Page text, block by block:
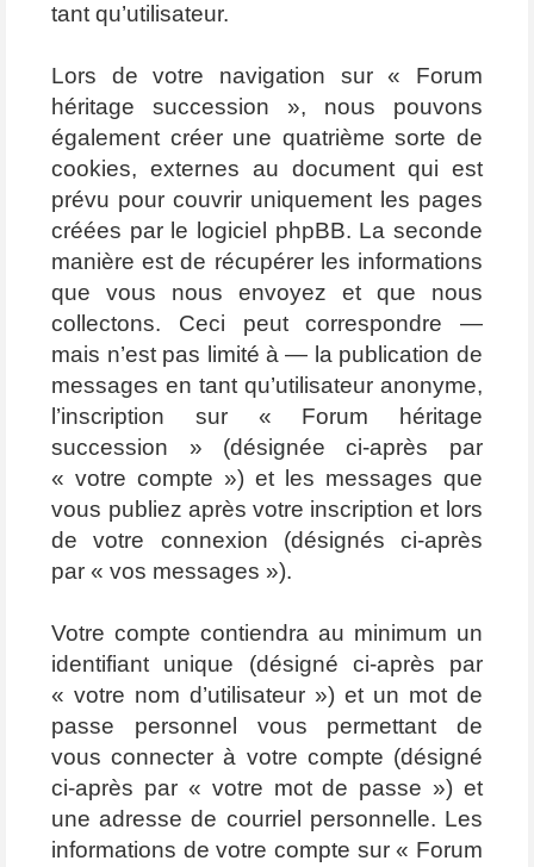
tant qu’utilisateur.
Lors de votre navigation sur « Forum
héritage succession », nous pouvons
également créer une quatrième sorte de
cookies, externes au document qui est
prévu pour couvrir uniquement les pages
créées par le logiciel phpBB. La seconde
manière est de récupérer les informations
que vous nous envoyez et que nous
collectons. Ceci peut correspondre —
mais n’est pas limité à — la publication de
messages en tant qu’utilisateur anonyme,
l’inscription sur « Forum héritage
succession » (désignée ci-après par
« votre compte ») et les messages que
vous publiez après votre inscription et lors
de votre connexion (désignés ci-après
par « vos messages »).
Votre compte contiendra au minimum un
identifiant unique (désigné ci-après par
« votre nom d’utilisateur ») et un mot de
passe personnel vous permettant de
vous connecter à votre compte (désigné
ci-après par « votre mot de passe ») et
une adresse de courriel personnelle. Les
informations de votre compte sur « Forum